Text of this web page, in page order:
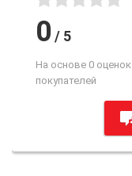
0 / 5
На основе 0 оценок
покупателей